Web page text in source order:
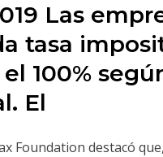
Las
tasa
el 100%
El
Foundation destacó